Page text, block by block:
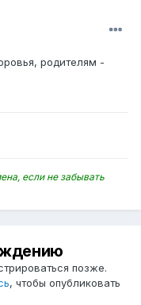
родителям -
если не забывать
позже.
, чтобы опубликовать